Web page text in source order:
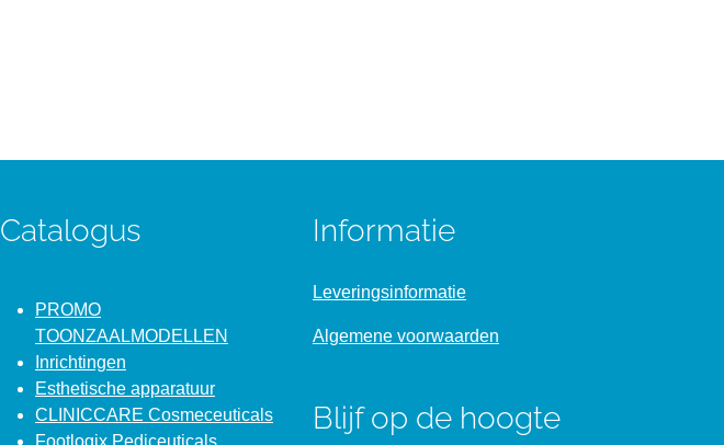
Catalogus
PROMO
TOONZAALMODELLEN
Inrichtingen
Esthetische apparatuur
CLINICCARE Cosmeceuticals
Footlogix Pediceuticals
Informatie
Leveringsinformatie
Algemene voorwaarden
Blijf op de hoogte